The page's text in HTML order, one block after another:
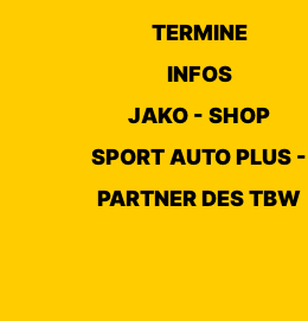
TERMINE
INFOS
JAKO - SHOP
SPORT AUTO PLUS -
PARTNER DES TBW